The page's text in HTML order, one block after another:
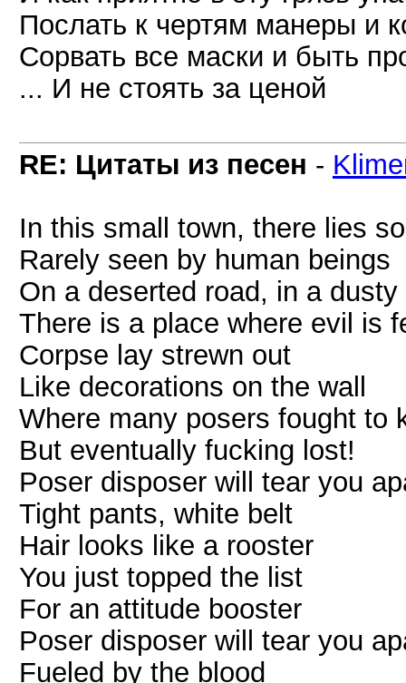
Послать к чертям манеры и
Сорвать все маски и быть
... И не стоять за ценой
RE: Цитаты из песен -
In this small town, there lies
Rarely seen by human beings
On a deserted road, in a dusty
There is a place where evil is
Corpse lay strewn out
Like decorations on the wall
Where many posers fought to
But eventually fucking lost!
Poser disposer will tear you
Tight pants, white belt
Hair looks like a rooster
You just topped the list
For an attitude booster
Poser disposer will tear you
Fueled by the blood